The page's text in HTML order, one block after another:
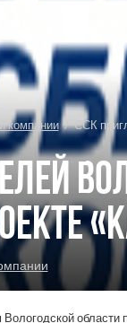
компании / ССК
области